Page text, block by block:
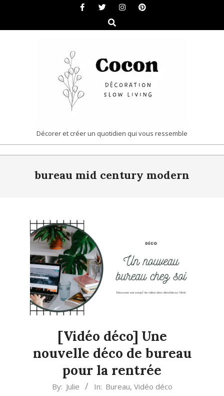
content
Search
COCON
|
DÉCORATION
LIVING
Décorer et créer un quotidien qui vous ressemble
Navigationbureau mid century modern
[Vidéo déco] Une
nouvelle déco de bureau
pour la rentrée
By: Julie In: Bureau, Vidéo déco